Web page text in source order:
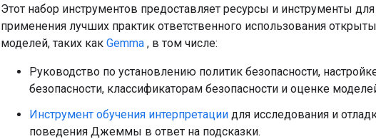
Этот набор инструментов предоставляет ресурсы и инструменты для
применения лучших практик ответственного использования
моделей, таких как Gemma , в том числе:
Руководство по установлению политик безопасности,
безопасности, классификаторам безопасности и оценке
Инструмент обучения интерпретации для исследования и
поведения Джеммы в ответ на подсказки.